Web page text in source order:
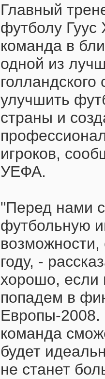
Главный
футболу Гуус
команда в
одной из
улучшить
страны и
игроков,
УЕФА.
"Перед нами
футбольную
возможности,
году, -
хорошо, если
попадем в
Европы-2008.
команда
будет
не станет